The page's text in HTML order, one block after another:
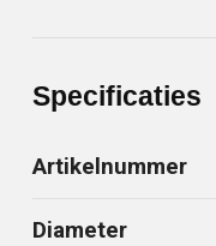
Specificaties
Artikelnummer
Diameter